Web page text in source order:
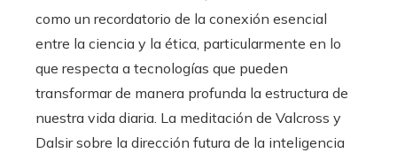
como un recordatorio de la conexión esencial
entre la ciencia y la ética, particularmente en lo
que respecta a tecnologías que pueden
transformar de manera profunda la estructura de
nuestra vida diaria. La meditación de Valcross y
Dalsir sobre la dirección futura de la inteligencia